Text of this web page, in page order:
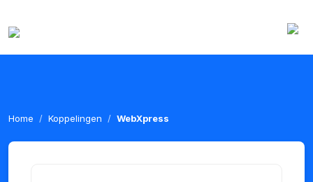
Home Koppelingen WebXpress